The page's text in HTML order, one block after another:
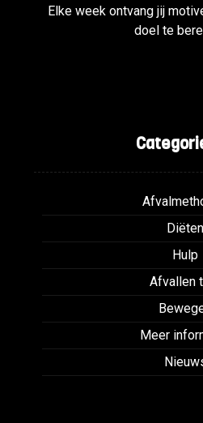
Elke week ontvang jij
doel te
Diëten
Hulp
Afvallen
Meer